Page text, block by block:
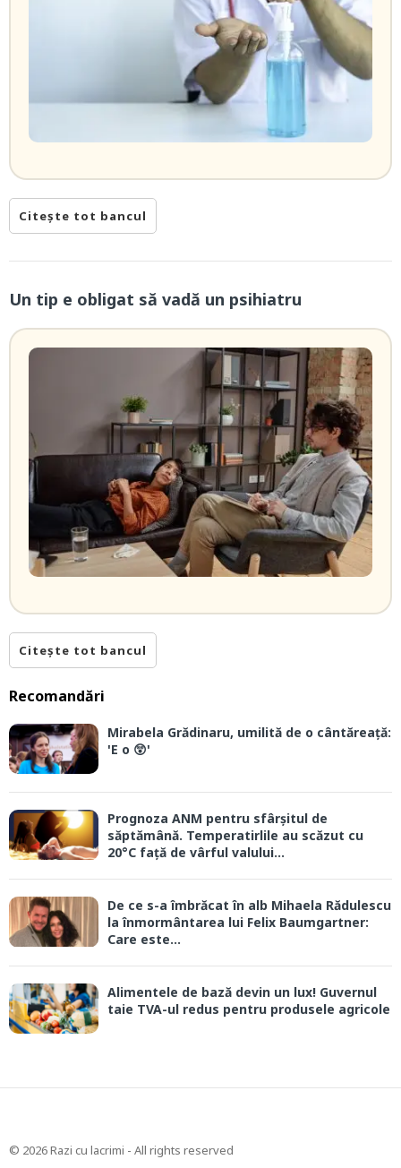
Citește tot bancul
Un tip e obligat să vadă un psihiatru
Citește tot bancul
Recomandări
Mirabela Grădinaru, umilită de o cântăreață:
'E o 😲'
Prognoza ANM pentru sfârșitul de
săptămână. Temperatirlile au scăzut cu
20°C față de vârful valului...
De ce s-a îmbrăcat în alb Mihaela Rădulescu
la înmormântarea lui Felix Baumgartner:
Care este...
Alimentele de bază devin un lux! Guvernul
taie TVA-ul redus pentru produsele agricole
© 2026 Razi cu lacrimi - All rights reserved